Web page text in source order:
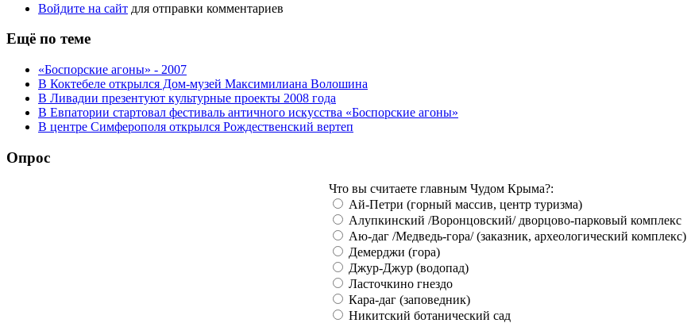
Войдите на сайт для отправки комментариев
Ещё по теме
«Боспорские агоны» - 2007
В Коктебеле открылся Дом-музей Максимилиана Волошина
В Ливадии презентуют культурные проекты 2008 года
В Евпатории стартовал фестиваль античного искусства «Боспорские агоны»
В центре Симферополя открылся Рождественский вертеп
Опрос
Что вы считаете главным Чудом Крыма?:
Ай-Петри (горный массив, центр туризма)
Алупкинский /Воронцовский/ дворцово-парковый комплекс
Аю-даг /Медведь-гора/ (заказник, археологический комплекс)
Демерджи (гора)
Джур-Джур (водопад)
Ласточкино гнездо
Кара-даг (заповедник)
Никитский ботанический сад